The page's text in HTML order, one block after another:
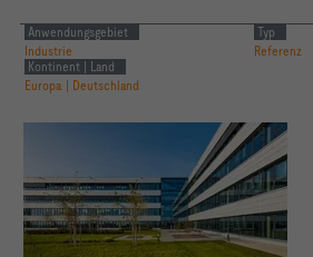
Anwendungsgebiet
Industrie
Typ
Referenz
Kontinent | Land
Europa | Deutschland